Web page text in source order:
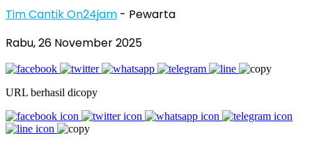
Tim Cantik On24jam - Pewarta
Rabu, 26 November 2025
URL berhasil dicopy